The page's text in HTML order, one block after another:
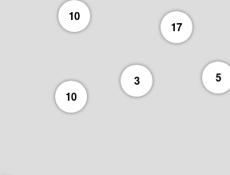
3
5
10
17
10